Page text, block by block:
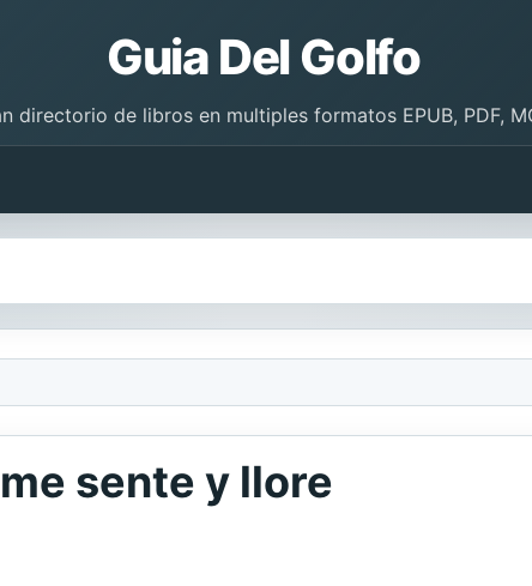
Guia Del Golfo
directorio de libros en multiples formatos EPUB, PDF,
sente y llore